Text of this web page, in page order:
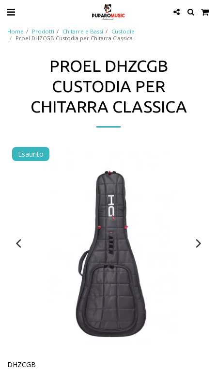
Home Prodotti Chitarre e Bassi
Custodie
Proel DHZCGB Custodia per Chitarra Classica
PROEL DHZCGB
CUSTODIA PER
CHITARRA CLASSICA
Esaurito
DHZCGB